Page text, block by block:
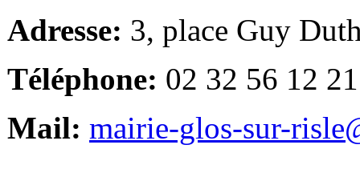
Adresse: 3, place Guy
Téléphone: 02 32 56 12 21
Mail: mairie-glos-sur-